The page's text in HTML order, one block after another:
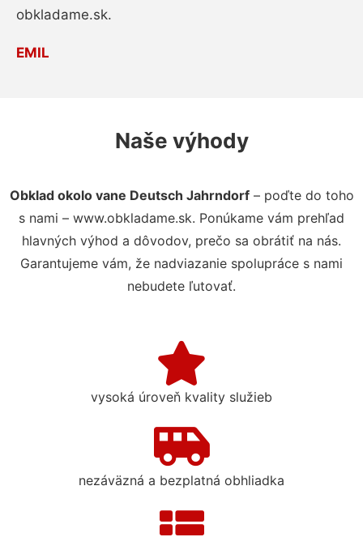
obkladame.sk.
EMIL
Naše výhody
Obklad okolo vane Deutsch Jahrndorf– poďte do toho
s nami – www.obkladame.sk. Ponúkame vám prehľad
hlavných výhod a dôvodov, prečo sa obrátiť na nás.
Garantujeme vám, že nadviazanie spolupráce s nami
nebudete ľutovať.
vysoká úroveň kvality služieb
nezáväzná a bezplatná obhliadka